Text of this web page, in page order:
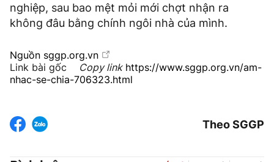
nghiệp, sau bao mệt mỏi mới chợt nhận ra
không đâu bằng chính ngôi nhà của mình.
Nguồn sggp.org.vn
Link bài gốc
Copy link https://www.sggp.org.vn/am-
nhac-se-chia-706323.html
Theo SGGP